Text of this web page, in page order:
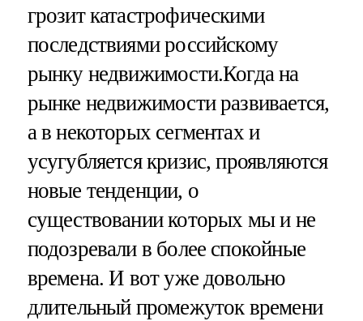
грозит катастрофическими
последствиями российскому
рынку недвижимости.Когда на
рынке недвижимости развивается,
а в некоторых сегментах и
усугубляется кризис, проявляются
новые тенденции, о
существовании которых мы и не
подозревали в более спокойные
времена. И вот уже довольно
длительный промежуток времени